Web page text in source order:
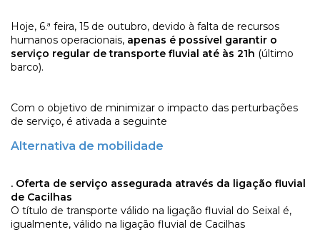
Hoje, 6.ª feira, 15 de outubro, devido à falta de recursos
humanos operacionais, apenas é possível garantir o
serviço regular de transporte fluvial até às 21h (último
barco).
Com o objetivo de minimizar o impacto das perturbações
de serviço, é ativada a seguinte
Alternativa de mobilidade
. Oferta de serviço assegurada através da ligação fluvial
de Cacilhas
O título de transporte válido na ligação fluvial do Seixal é,
igualmente, válido na ligação fluvial de Cacilhas